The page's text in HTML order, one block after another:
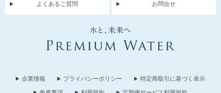
よくあるご質問 お問合せ
企業情報 プライバシーポリシー
特定商取引に基づく表示